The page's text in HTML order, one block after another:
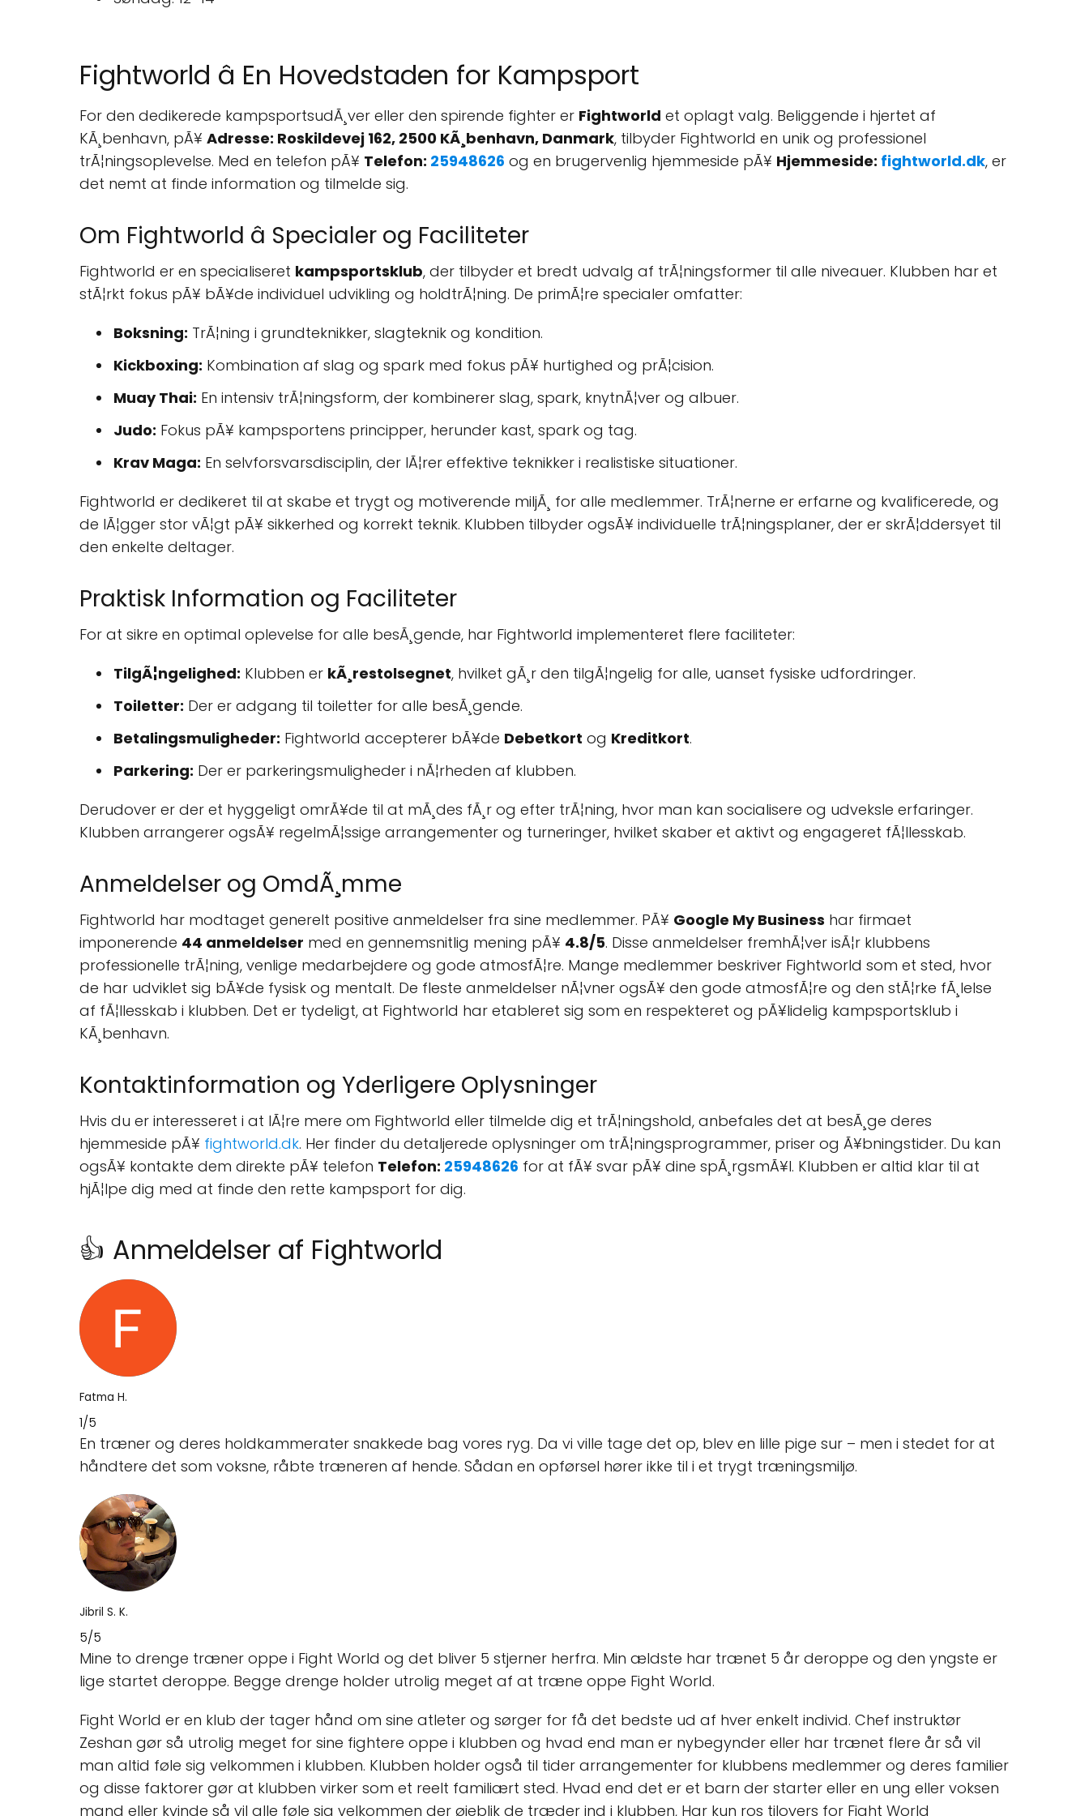
Fightworld â En Hovedstaden for Kampsport
For den dedikerede kampsportsudÃ¸ver eller den spirende fighter er Fightworld et oplagt valg. Beliggende i hjertet af
KÃ¸benhavn, pÃ¥ Adresse: Roskildevej 162, 2500 KÃ¸benhavn, Danmark, tilbyder Fightworld en unik og professionel
trÃ¦ningsoplevelse. Med en telefon pÃ¥ Telefon: 25948626 og en brugervenlig hjemmeside pÃ¥ Hjemmeside: fightworld.dk, er
det nemt at finde information og tilmelde sig.
Om Fightworld â Specialer og Faciliteter
Fightworld er en specialiseret kampsportsklub, der tilbyder et bredt udvalg af trÃ¦ningsformer til alle niveauer. Klubben har et
stÃ¦rkt fokus pÃ¥ bÃ¥de individuel udvikling og holdtrÃ¦ning. De primÃ¦re specialer omfatter:
Boksning: TrÃ¦ning i grundteknikker, slagteknik og kondition.
Kickboxing: Kombination af slag og spark med fokus pÃ¥ hurtighed og prÃ¦cision.
Muay Thai: En intensiv trÃ¦ningsform, der kombinerer slag, spark, knytnÃ¦ver og albuer.
Judo: Fokus pÃ¥ kampsportens principper, herunder kast, spark og tag.
Krav Maga: En selvforsvarsdisciplin, der lÃ¦rer effektive teknikker i realistiske situationer.
Fightworld er dedikeret til at skabe et trygt og motiverende miljÃ¸ for alle medlemmer. TrÃ¦nerne er erfarne og kvalificerede, og
de lÃ¦gger stor vÃ¦gt pÃ¥ sikkerhed og korrekt teknik. Klubben tilbyder ogsÃ¥ individuelle trÃ¦ningsplaner, der er skrÃ¦ddersyet til
den enkelte deltager.
Praktisk Information og Faciliteter
For at sikre en optimal oplevelse for alle besÃ¸gende, har Fightworld implementeret flere faciliteter:
TilgÃ¦ngelighed: Klubben er kÃ¸restolsegnet, hvilket gÃ¸r den tilgÃ¦ngelig for alle, uanset fysiske udfordringer.
Toiletter: Der er adgang til toiletter for alle besÃ¸gende.
Betalingsmuligheder: Fightworld accepterer bÃ¥de Debetkort og Kreditkort.
Parkering: Der er parkeringsmuligheder i nÃ¦rheden af klubben.
Derudover er der et hyggeligt omrÃ¥de til at mÃ¸des fÃ¸r og efter trÃ¦ning, hvor man kan socialisere og udveksle erfaringer.
Klubben arrangerer ogsÃ¥ regelmÃ¦ssige arrangementer og turneringer, hvilket skaber et aktivt og engageret fÃ¦llesskab.
Anmeldelser og OmdÃ¸mme
Fightworld har modtaget generelt positive anmeldelser fra sine medlemmer. PÃ¥ Google My Business har firmaet
imponerende 44 anmeldelser med en gennemsnitlig mening pÃ¥ 4.8/5. Disse anmeldelser fremhÃ¦ver isÃ¦r klubbens
professionelle trÃ¦ning, venlige medarbejdere og gode atmosfÃ¦re. Mange medlemmer beskriver Fightworld som et sted, hvor
de har udviklet sig bÃ¥de fysisk og mentalt. De fleste anmeldelser nÃ¦vner ogsÃ¥ den gode atmosfÃ¦re og den stÃ¦rke fÃ¸lelse
af fÃ¦llesskab i klubben. Det er tydeligt, at Fightworld har etableret sig som en respekteret og pÃ¥lidelig kampsportsklub i
KÃ¸benhavn.
Kontaktinformation og Yderligere Oplysninger
Hvis du er interesseret i at lÃ¦re mere om Fightworld eller tilmelde dig et trÃ¦ningshold, anbefales det at besÃ¸ge deres
hjemmeside pÃ¥ fightworld.dk. Her finder du detaljerede oplysninger om trÃ¦ningsprogrammer, priser og Ã¥bningstider. Du kan
ogsÃ¥ kontakte dem direkte pÃ¥ telefon Telefon: 25948626 for at fÃ¥ svar pÃ¥ dine spÃ¸rgsmÃ¥l. Klubben er altid klar til at
hjÃ¦lpe dig med at finde den rette kampsport for dig.
👍 Anmeldelser af Fightworld
Fatma H.
1/5
En træner og deres holdkammerater snakkede bag vores ryg. Da vi ville tage det op, blev en lille pige sur – men i stedet for at
håndtere det som voksne, råbte træneren af hende. Sådan en opførsel hører ikke til i et trygt træningsmiljø.
Jibril S. K.
5/5
Mine to drenge træner oppe i Fight World og det bliver 5 stjerner herfra. Min ældste har trænet 5 år deroppe og den yngste er
lige startet deroppe. Begge drenge holder utrolig meget af at træne oppe Fight World.
Fight World er en klub der tager hånd om sine atleter og sørger for få det bedste ud af hver enkelt individ. Chef instruktør
Zeshan gør så utrolig meget for sine fightere oppe i klubben og hvad end man er nybegynder eller har trænet flere år så vil
man altid føle sig velkommen i klubben. Klubben holder også til tider arrangementer for klubbens medlemmer og deres familier
og disse faktorer gør at klubben virker som et reelt familiært sted. Hvad end det er et barn der starter eller en ung eller voksen
mand eller kvinde så vil alle føle sig velkommen der øjeblik de træder ind i klubben, Har kun ros tilovers for Fight World